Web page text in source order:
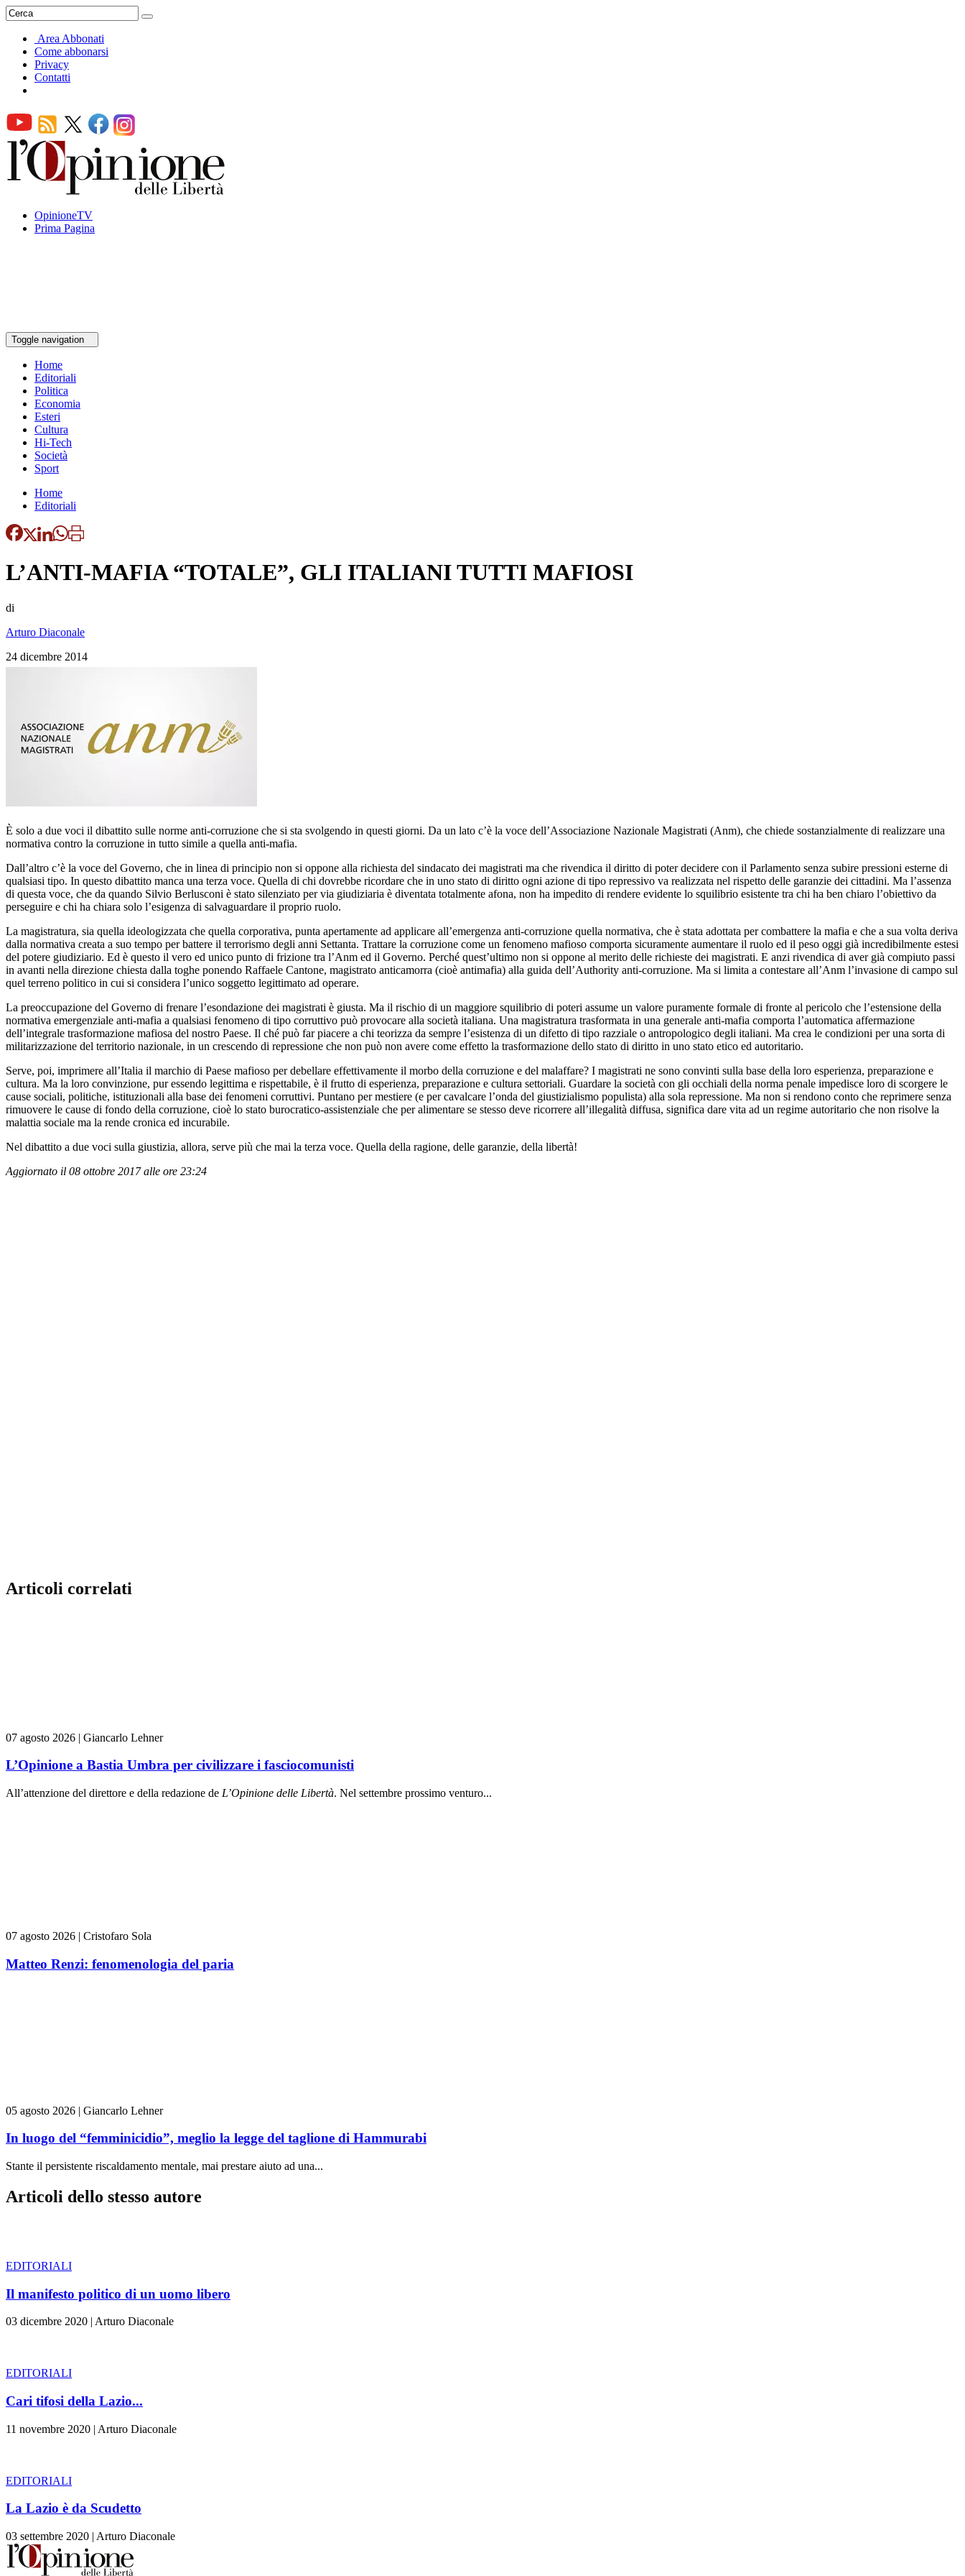
Area Abbonati
Come abbonarsi
Privacy
Contatti
OpinioneTV
Prima Pagina
Toggle navigation
Home
Editoriali
Politica
Economia
Esteri
Cultura
Hi-Tech
Società
Sport
Home
Editoriali
L’ANTI-MAFIA “TOTALE”, GLI ITALIANI TUTTI MAFIOSI
di
Arturo Diaconale
24 dicembre 2014
È solo a due voci il dibattito sulle norme anti-corruzione che si sta svolgendo in questi giorni. Da un lato c’è la voce dell’Associazione Nazionale Magistrati (Anm), che chiede sostanzialmente di realizzare una
normativa contro la corruzione in tutto simile a quella anti-mafia.
Dall’altro c’è la voce del Governo, che in linea di principio non si oppone alla richiesta del sindacato dei magistrati ma che rivendica il diritto di poter decidere con il Parlamento senza subire pressioni esterne di
qualsiasi tipo. In questo dibattito manca una terza voce. Quella di chi dovrebbe ricordare che in uno stato di diritto ogni azione di tipo repressivo va realizzata nel rispetto delle garanzie dei cittadini. Ma l’assenza
di questa voce, che da quando Silvio Berlusconi è stato silenziato per via giudiziaria è diventata totalmente afona, non ha impedito di rendere evidente lo squilibrio esistente tra chi ha ben chiaro l’obiettivo da
perseguire e chi ha chiara solo l’esigenza di salvaguardare il proprio ruolo.
La magistratura, sia quella ideologizzata che quella corporativa, punta apertamente ad applicare all’emergenza anti-corruzione quella normativa, che è stata adottata per combattere la mafia e che a sua volta deriva
dalla normativa creata a suo tempo per battere il terrorismo degli anni Settanta. Trattare la corruzione come un fenomeno mafioso comporta sicuramente aumentare il ruolo ed il peso oggi già incredibilmente estesi
del potere giudiziario. Ed è questo il vero ed unico punto di frizione tra l’Anm ed il Governo. Perché quest’ultimo non si oppone al merito delle richieste dei magistrati. E anzi rivendica di aver già compiuto passi
in avanti nella direzione chiesta dalla toghe ponendo Raffaele Cantone, magistrato anticamorra (cioè antimafia) alla guida dell’Authority anti-corruzione. Ma si limita a contestare all’Anm l’invasione di campo sul
quel terreno politico in cui si considera l’unico soggetto legittimato ad operare.
La preoccupazione del Governo di frenare l’esondazione dei magistrati è giusta. Ma il rischio di un maggiore squilibrio di poteri assume un valore puramente formale di fronte al pericolo che l’estensione della
normativa emergenziale anti-mafia a qualsiasi fenomeno di tipo corruttivo può provocare alla società italiana. Una magistratura trasformata in una generale anti-mafia comporta l’automatica affermazione
dell’integrale trasformazione mafiosa del nostro Paese. Il ché può far piacere a chi teorizza da sempre l’esistenza di un difetto di tipo razziale o antropologico degli italiani. Ma crea le condizioni per una sorta di
militarizzazione del territorio nazionale, in un crescendo di repressione che non può non avere come effetto la trasformazione dello stato di diritto in uno stato etico ed autoritario.
Serve, poi, imprimere all’Italia il marchio di Paese mafioso per debellare effettivamente il morbo della corruzione e del malaffare? I magistrati ne sono convinti sulla base della loro esperienza, preparazione e
cultura. Ma la loro convinzione, pur essendo legittima e rispettabile, è il frutto di esperienza, preparazione e cultura settoriali. Guardare la società con gli occhiali della norma penale impedisce loro di scorgere le
cause sociali, politiche, istituzionali alla base dei fenomeni corruttivi. Puntano per mestiere (e per cavalcare l’onda del giustizialismo populista) alla sola repressione. Ma non si rendono conto che reprimere senza
rimuovere le cause di fondo della corruzione, cioè lo stato burocratico-assistenziale che per alimentare se stesso deve ricorrere all’illegalità diffusa, significa dare vita ad un regime autoritario che non risolve la
malattia sociale ma la rende cronica ed incurabile.
Nel dibattito a due voci sulla giustizia, allora, serve più che mai la terza voce. Quella della ragione, delle garanzie, della libertà!
Aggiornato il 08 ottobre 2017 alle ore 23:24
Articoli correlati
07 agosto 2026 | Giancarlo Lehner
L’Opinione a Bastia Umbra per civilizzare i fasciocomunisti
All’attenzione del direttore e della redazione de L’Opinione delle Libertà. Nel settembre prossimo venturo...
07 agosto 2026 | Cristofaro Sola
Matteo Renzi: fenomenologia del paria
05 agosto 2026 | Giancarlo Lehner
In luogo del “femminicidio”, meglio la legge del taglione di Hammurabi
Stante il persistente riscaldamento mentale, mai prestare aiuto ad una...
Articoli dello stesso autore
EDITORIALI
Il manifesto politico di un uomo libero
03 dicembre 2020 | Arturo Diaconale
EDITORIALI
Cari tifosi della Lazio...
11 novembre 2020 | Arturo Diaconale
EDITORIALI
La Lazio è da Scudetto
03 settembre 2020 | Arturo Diaconale